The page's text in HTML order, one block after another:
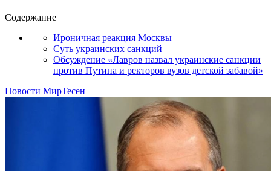
Содержание
Ироничная реакция Москвы
Суть украинских санкций
Обсуждение «Лавров назвал украинские санкции
против Путина и ректоров вузов детской забавой»
Новости МирТесен